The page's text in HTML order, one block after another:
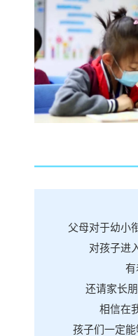
父母对于幼小
对孩子进
有
还请家长
相信在
孩子们一定能